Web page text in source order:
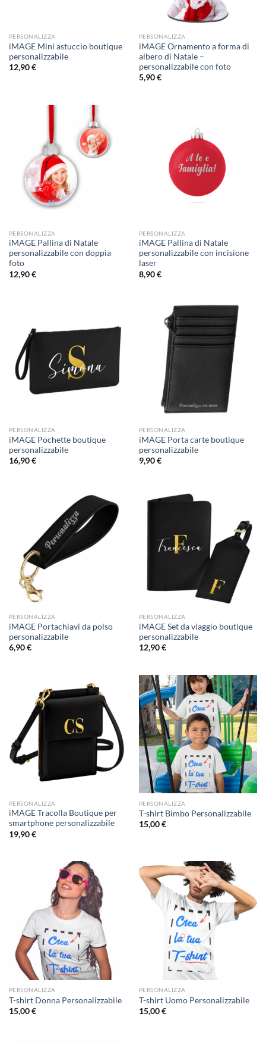
PERSONALIZZA
iMAGE Mini astuccio boutique
personalizzabile
12,90€
PERSONALIZZA
iMAGE Ornamento a forma di
albero di Natale –
personalizzabile con foto
5,90€
PERSONALIZZA
iMAGE Pallina di Natale
personalizzabile con doppia
foto
12,90€
PERSONALIZZA
iMAGE Pallina di Natale
personalizzabile con incisione
laser
8,90€
PERSONALIZZA
iMAGE Pochette boutique
personalizzabile
16,90€
PERSONALIZZA
iMAGE Porta carte boutique
personalizzabile
9,90€
PERSONALIZZA
iMAGE Portachiavi da polso
personalizzabile
6,90€
PERSONALIZZA
iMAGE Set da viaggio boutique
personalizzabile
12,90€
PERSONALIZZA
iMAGE Tracolla Boutique per
smartphone personalizzabile
19,90€
PERSONALIZZA
T-shirt Bimbo Personalizzabile
15,00€
PERSONALIZZA
T-shirt Donna Personalizzabile
15,00€
PERSONALIZZA
T-shirt Uomo Personalizzabile
15,00€